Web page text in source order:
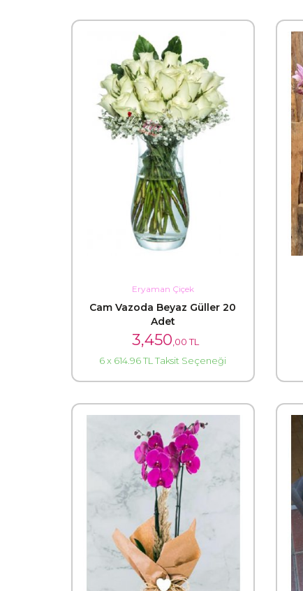
Eryaman Çiçek
Cam Vazoda Beyaz Güller 20
Adet
3,450,00 TL
6 x 614.96 TL Taksit Seçeneği